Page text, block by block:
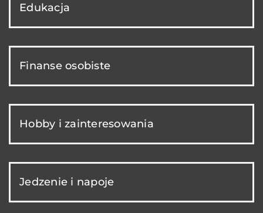
Edukacja
Finanse osobiste
Hobby i zainteresowania
Jedzenie i napoje